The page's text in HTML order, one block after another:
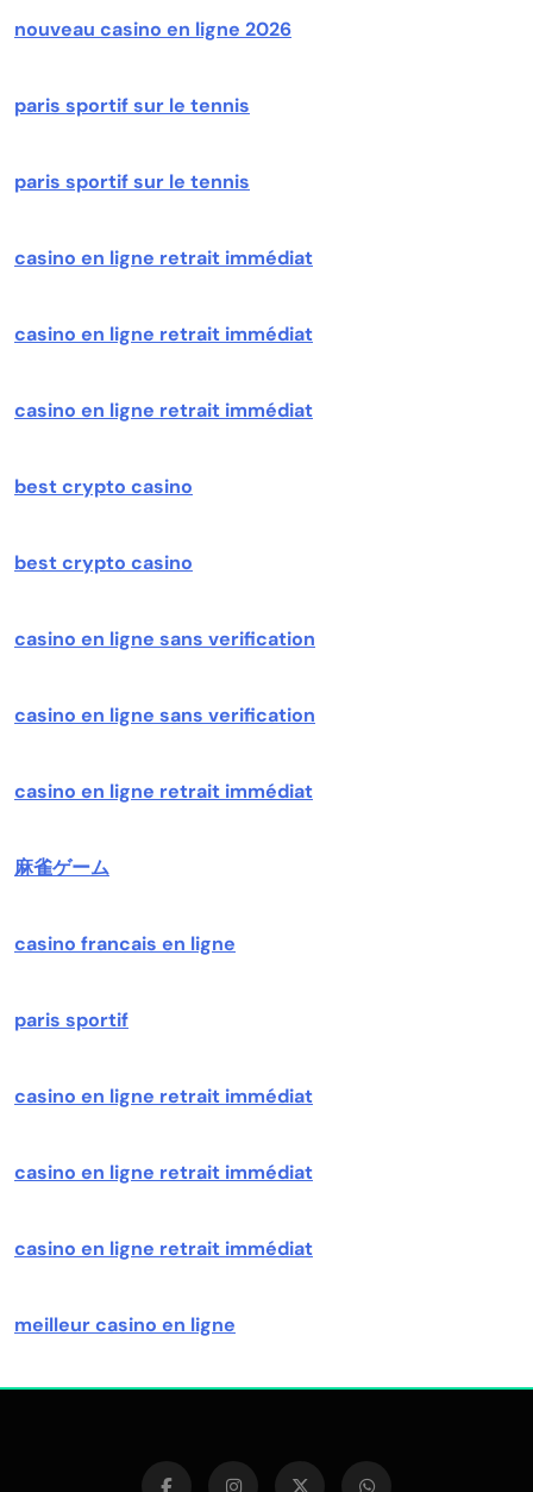
nouveau casino en ligne 2026
paris sportif sur le tennis
paris sportif sur le tennis
casino en ligne retrait immédiat
casino en ligne retrait immédiat
casino en ligne retrait immédiat
best crypto casino
best crypto casino
casino en ligne sans verification
casino en ligne sans verification
casino en ligne retrait immédiat
麻雀ゲーム
casino francais en ligne
paris sportif
casino en ligne retrait immédiat
casino en ligne retrait immédiat
casino en ligne retrait immédiat
meilleur casino en ligne